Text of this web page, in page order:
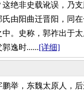
这绝非史载讹误，乃
氏由阳曲迁晋阳，同
中。史称，郭祚出于
逸时......[详细]
，东魏太原人，后